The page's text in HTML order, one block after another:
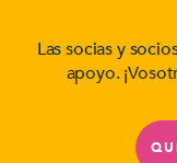
Las socias y
apoyo.